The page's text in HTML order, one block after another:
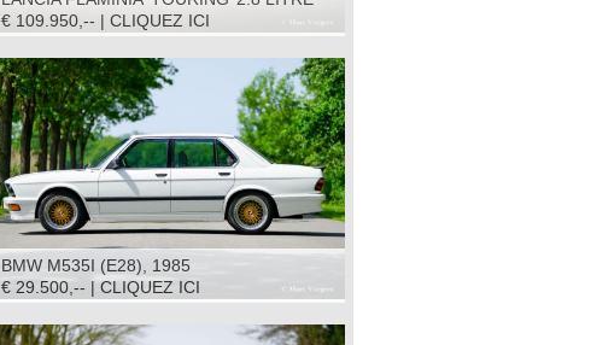
3C CONVERTIBLE, 1966
€ 109.950,-- | CLIQUEZ ICI
BMW M535I (E28), 1985
€ 29.500,-- | CLIQUEZ ICI